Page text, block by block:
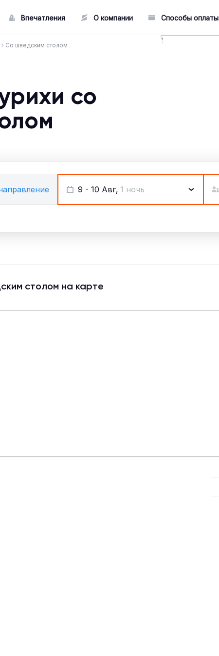
Впечатления О компании Способы оплаты
Со шведским столом
со
9 - 10 Авг, 1 ночь
столом на карте